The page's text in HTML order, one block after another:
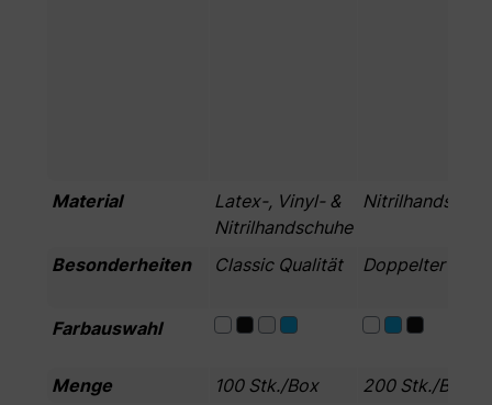
Material
Latex-, Vinyl- &
Nitrilhandschuhe
Besonderheiten Classic Qualität Doppelter
Farbauswahl
Menge 100 Stk./Box
200 Stk./Box